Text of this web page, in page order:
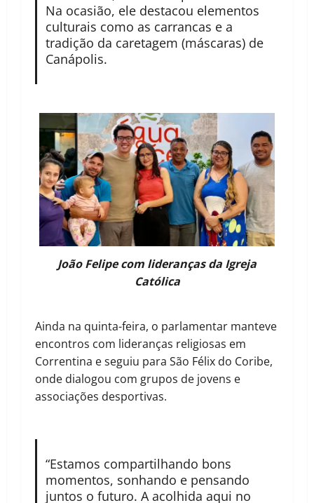
Na ocasião, ele destacou elementos
culturais como as carrancas e a
tradição da caretagem (máscaras) de
Canápolis.
João Felipe com lideranças da Igreja
Católica
Ainda na quinta-feira, o parlamentar manteve
encontros com lideranças religiosas em
Correntina e seguiu para São Félix do Coribe,
onde dialogou com grupos de jovens e
associações desportivas.
“Estamos compartilhando bons
momentos, sonhando e pensando
juntos o futuro. A acolhida aqui no